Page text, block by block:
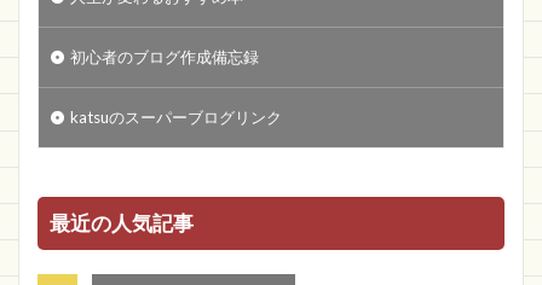
初心者のブログ作成備忘録
katsuのスーパーブログリンク
最近の人気記事